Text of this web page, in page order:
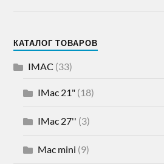
КАТАЛОГ ТОВАРОВ
IMAC (33)
IMac 21" (18)
IMac 27'' (3)
Mac mini (9)